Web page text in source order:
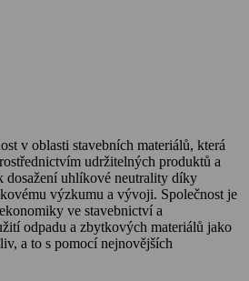
v oblasti stavebních materiálů, která
udržitelných produktů a
dosažení uhlíkové neutrality díky
výzkumu a vývoji. Společnost je
ve stavebnictví a
odpadu a zbytkových materiálů jako
a to s pomocí nejnovějších